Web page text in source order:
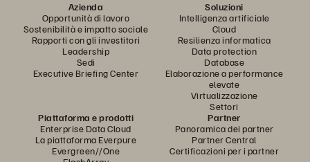
Azienda
Opportunità di lavoro
Sostenibilità e impatto sociale
Rapporti con gli investitori
Leadership
Sedi
Executive Briefing Center
Soluzioni
Intelligenza artificiale
Cloud
Resilienza informatica
Data protection
Database
Elaborazione a performance
elevate
Virtualizzazione
Settori
Piattaforma e prodotti
Enterprise Data Cloud
La piattaforma Everpure
Evergreen//One
Partner
Panoramica dei partner
Partner Central
Certificazioni per i partner